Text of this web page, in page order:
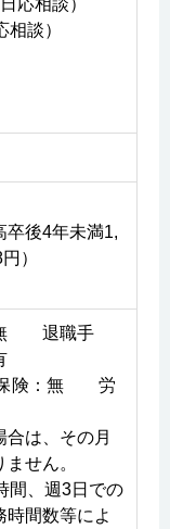
応相談）
談）
卒後4年未満1,
）
退職手
険：無 労
は、その月
せん。
間、週3日での
時間数等によ